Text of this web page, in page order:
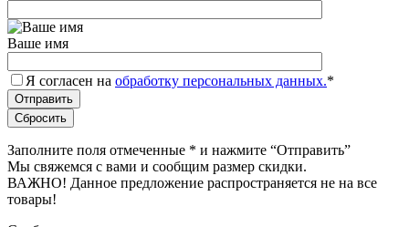
Ваше имя
Я согласен на обработку персональных данных.*
Заполните поля отмеченные * и нажмите “Отправить”
Мы свяжемся с вами и сообщим размер скидки.
ВАЖНО! Данное предложение распространяется не на все
товары!